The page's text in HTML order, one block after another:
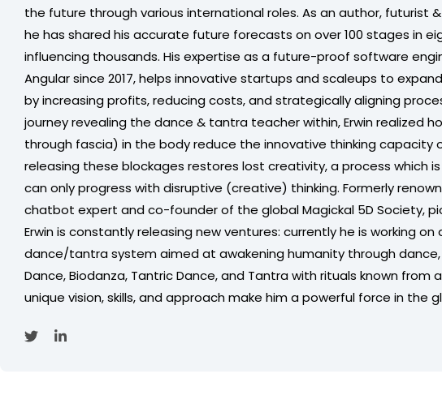
the future through various international roles. As an author, futurist
he has shared his accurate future forecasts on over 100 stages in
influencing thousands. His expertise as a future-proof software
Angular since 2017, helps innovative startups and scaleups to
by increasing profits, reducing costs, and strategically aligning
journey revealing the dance & tantra teacher within, Erwin realized
through fascia) in the body reduce the innovative thinking capacity
releasing these blockages restores lost creativity, a process which
can only progress with disruptive (creative) thinking. Formerly
chatbot expert and co-founder of the global Magickal 5D Society,
Erwin is constantly releasing new ventures: currently he is working
dance/tantra system aimed at awakening humanity through
Dance, Biodanza, Tantric Dance, and Tantra with rituals known from
unique vision, skills, and approach make him a powerful force in the